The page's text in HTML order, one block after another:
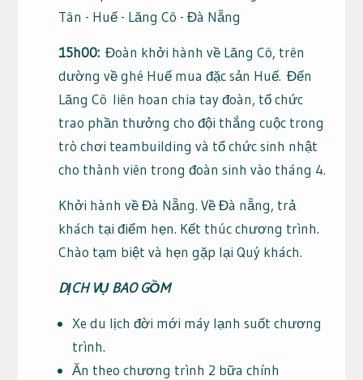
15h00:Đoàn khởi hành về Lăng Cô, trên
dường về ghé Huế mua đặc sản Huế. Đến
Lăng Cô liên hoan chia tay đoàn, tổ chức
trao phần thưởng cho đội thắng cuộc trong
trò chơi teambuilding và tổ chức sinh nhật
cho thành viên trong đoàn sinh vào tháng 4.
Khởi hành về Đà Nẵng. Về Đà nẵng, trả
khách tại điểm hẹn. Kết thúc chương trình.
Chào tạm biệt và hẹn gặp lại Quý khách.
DỊCH VỤ BAO GỒM
Xe du lịch đời mới máy lạnh suốt chương
trình.
Ăn theo chương trình 2 bữa chính